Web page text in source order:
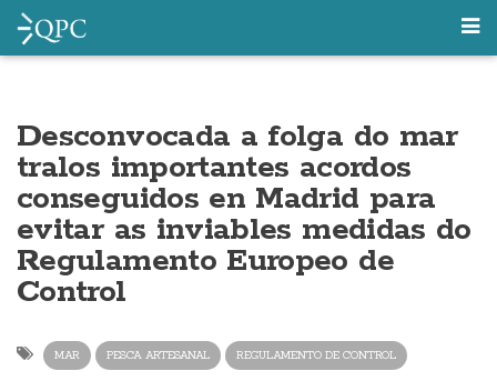
Desconvocada a folga do mar
tralos importantes acordos
conseguidos en Madrid para
evitar as inviables medidas do
Regulamento Europeo de
Control
MAR PESCA ARTESANAL REGULAMENTO DE CONTROL